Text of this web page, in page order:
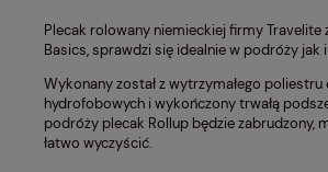
Plecak rolowany niemieckiej firmy Travelite
Basics, sprawdzi się idealnie w podróży jak
Wykonany został z wytrzymałego poliestru
hydrofobowych i wykończony trwałą
podróży plecak Rollup będzie zabrudzony,
łatwo wyczyścić.